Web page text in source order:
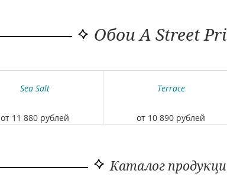
Обои A Street
Sea Salt
от 11 880 рублей
Terrace
от 10 890 рублей
Каталог